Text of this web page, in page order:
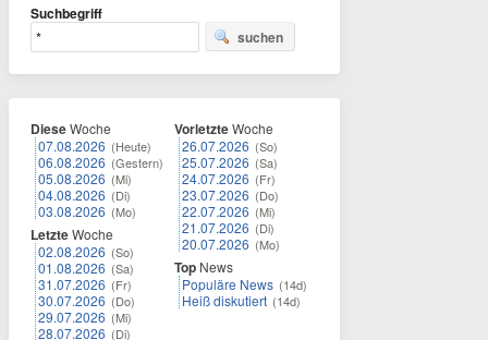
Suchbegriff
suchen
DieseWoche
07.08.2026 (Heute)
06.08.2026 (Gestern)
05.08.2026 (Mi)
04.08.2026 (Di)
03.08.2026 (Mo)
LetzteWoche
02.08.2026 (So)
01.08.2026 (Sa)
31.07.2026 (Fr)
30.07.2026 (Do)
29.07.2026 (Mi)
28.07.2026 (Di)
VorletzteWoche
26.07.2026 (So)
25.07.2026 (Sa)
24.07.2026 (Fr)
23.07.2026 (Do)
22.07.2026 (Mi)
21.07.2026 (Di)
20.07.2026 (Mo)
Top News
Populäre News (14d)
Heiß diskutiert (14d)